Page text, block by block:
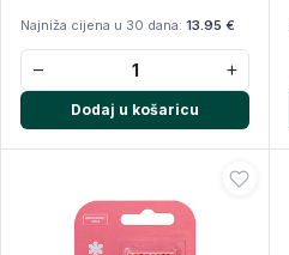
Najniža cijena u 30 dana: 13.95 €
− +
Dodaj u košaricu